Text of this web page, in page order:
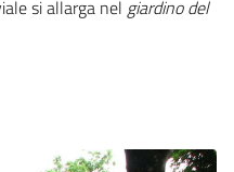
si allarga nel giardino del